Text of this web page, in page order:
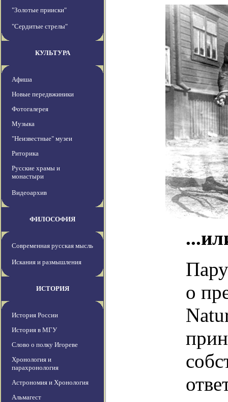
"Золотые прииски"
"Сердитые стрелы"
КУЛЬТУРА
Афиша
Новые передвжиники
Фотогалерея
Музыка
"Неизвестные" музеи
Риторика
Русские храмы и
монастыри
Видеоархив
ФИЛОСОФИЯ
Современная русская мысль
Искания и размышления
ИСТОРИЯ
История России
История в МГУ
Слово о полку Игореве
Хронология и
парахронология
Астрономия и Хронология
Альмагест
о